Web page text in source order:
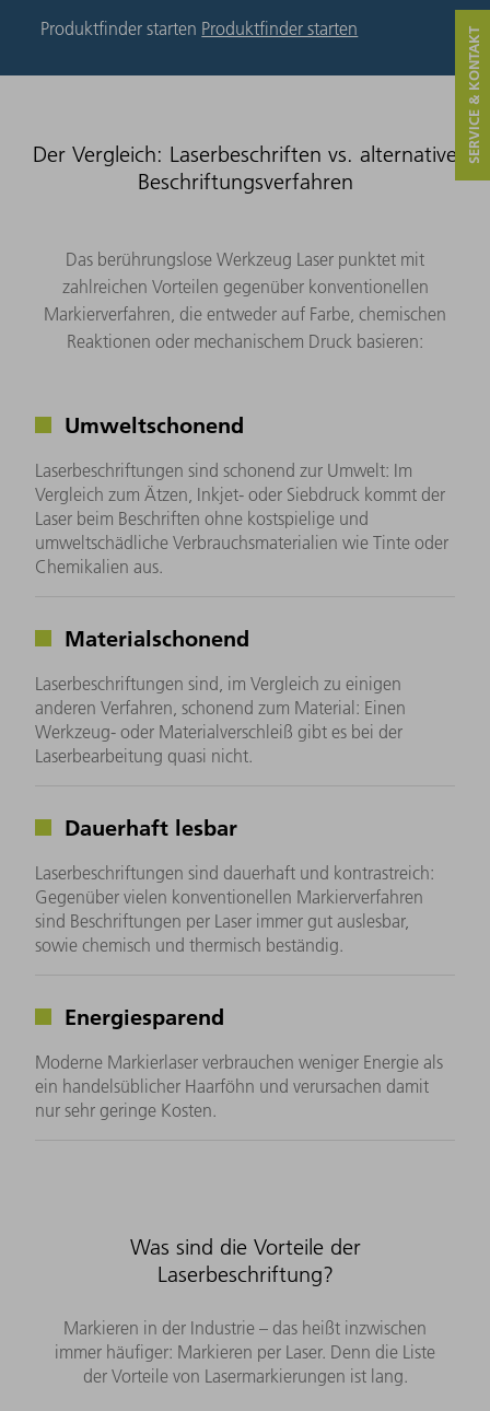
Produktfinder starten Produktfinder starten
Der Vergleich: Laserbeschriften vs. alternative
Beschriftungsverfahren
Das berührungslose Werkzeug Laser punktet mit
zahlreichen Vorteilen gegenüber konventionellen
Markierverfahren, die entweder auf Farbe, chemischen
Reaktionen oder mechanischem Druck basieren:
Umweltschonend
Laserbeschriftungen sind schonend zur Umwelt: Im
Vergleich zum Ätzen, Inkjet- oder Siebdruck kommt der
Laser beim Beschriften ohne kostspielige und
umweltschädliche Verbrauchsmaterialien wie Tinte oder
Chemikalien aus.
Materialschonend
Laserbeschriftungen sind, im Vergleich zu einigen
anderen Verfahren, schonend zum Material: Einen
Werkzeug- oder Materialverschleiß gibt es bei der
Laserbearbeitung quasi nicht.
Dauerhaft lesbar
Laserbeschriftungen sind dauerhaft und kontrastreich:
Gegenüber vielen konventionellen Markierverfahren
sind Beschriftungen per Laser immer gut auslesbar,
sowie chemisch und thermisch beständig.
Energiesparend
Moderne Markierlaser verbrauchen weniger Energie als
ein handelsüblicher Haarföhn und verursachen damit
nur sehr geringe Kosten.
Was sind die Vorteile der
Laserbeschriftung?
Markieren in der Industrie – das heißt inzwischen
immer häufiger: Markieren per Laser. Denn die Liste
der Vorteile von Lasermarkierungen ist lang.
SERVICE & KONTAKT